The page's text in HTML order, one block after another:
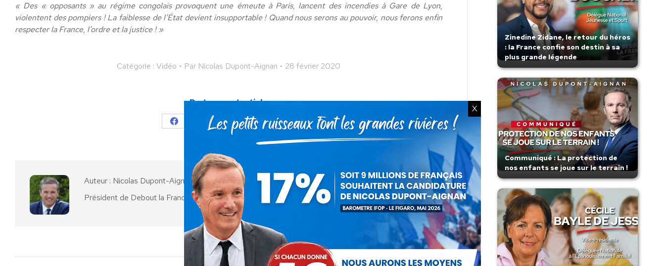
« ‪Des « opposants » au régime congolais provoquent une émeute à Paris, lancent des incendies à Gare de Lyon,
violentent des pompiers ! La faiblesse de l’État devient insupportable ! Quand nous serons au pouvoir, nous ferons enfin
respecter la France, l’ordre et la justice !‬ »
Catégorie : Vidéo Par Nicolas Dupont-Aignan 28 février 2020
Partager cet article
Partager
Facebook
Partager
X
Partager
Pinterest
Partager
sur
Partager
sur
Auteur : Nicolas Dupont-Aignan
Président de Debout la France
Zinedine Zidane, le retour du héros
: la France confie son destin à sa
plus grande légende
Communiqué : La protection de
nos enfants se joue sur le terrain !
X